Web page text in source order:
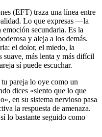
(EFT) traza una línea entre
Lo que expresas —la
secundaria. Es la
y aleja a los demás.
el dolor, el miedo, la
suave, más lenta y más difícil
sí puede escuchar.
pareja lo oye como un
dices «siento que lo que
en su sistema nervioso pasa
la respuesta de amenaza.
lo bastante seguido como